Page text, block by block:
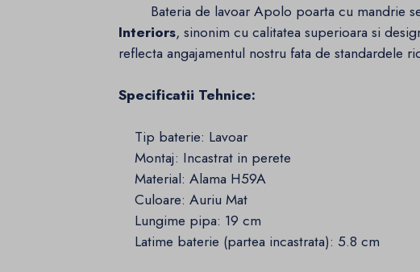
Bateria de lavoar Apolo poarta cu mandrie
Interiors, sinonim cu calitatea superioara si
reflecta angajamentul nostru fata de standardele
Specificatii Tehnice:
Tip baterie: Lavoar
Montaj: Incastrat in perete
Material: Alama H59A
Culoare: Auriu Mat
Lungime pipa: 19 cm
Latime baterie (partea incastrata): 5.8 cm